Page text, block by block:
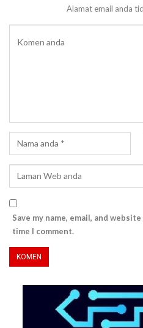
Alamat email anda
Save my name, email, and
time I comment.